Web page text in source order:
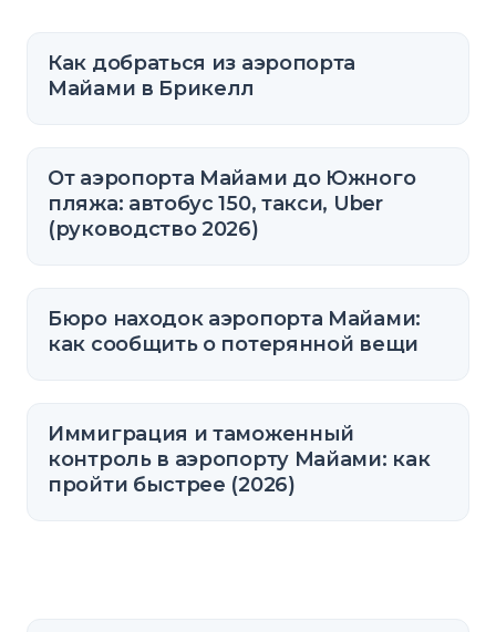
Как добраться из аэропорта
Майами в Брикелл
От аэропорта Майами до Южного
пляжа: автобус 150, такси, Uber
(руководство 2026)
Бюро находок аэропорта Майами:
как сообщить о потерянной вещи
Иммиграция и таможенный
контроль в аэропорту Майами: как
пройти быстрее (2026)